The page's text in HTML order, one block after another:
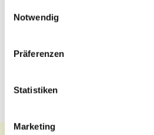
Notwendig
Präferenzen
Statistiken
Marketing